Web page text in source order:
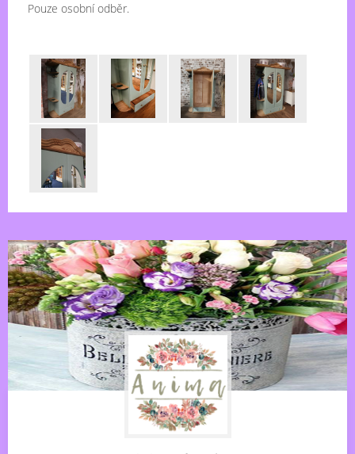
Pouze osobní odběr.